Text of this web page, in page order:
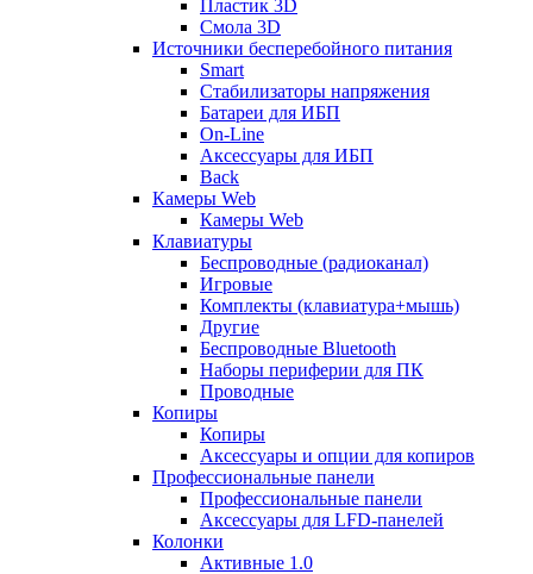
Пластик 3D
Смола 3D
Источники бесперебойного питания
Smart
Стабилизаторы напряжения
Батареи для ИБП
On-Line
Аксессуары для ИБП
Back
Камеры Web
Камеры Web
Клавиатуры
Беспроводные (радиоканал)
Игровые
Комплекты (клавиатура+мышь)
Другие
Беспроводные Bluetooth
Наборы периферии для ПК
Проводные
Копиры
Копиры
Аксессуары и опции для копиров
Профессиональные панели
Профессиональные панели
Аксессуары для LFD-панелей
Колонки
Активные 1.0